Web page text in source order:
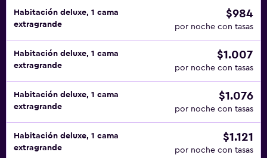
Habitación deluxe, 1 cama
extragrande
$984
por noche con tasas
Habitación deluxe, 1 cama
extragrande
$1.007
por noche con tasas
Habitación deluxe, 1 cama
extragrande
$1.076
por noche con tasas
Habitación deluxe, 1 cama
extragrande
$1.121
por noche con tasas